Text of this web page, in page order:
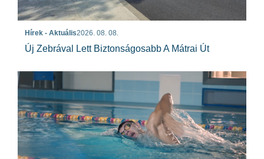
Hírek - Aktuális2026. 08. 08.
Új Zebrával Lett Biztonságosabb A Mátrai Út